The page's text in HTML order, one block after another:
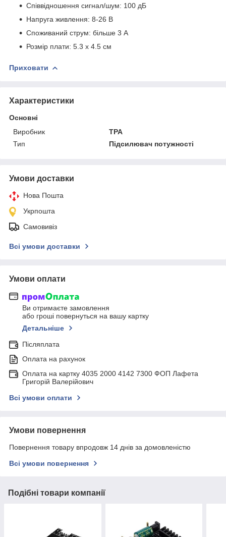
Співвідношення сигнал/шум: 100 дБ
Напруга живлення: 8-26 В
Споживаний струм: більше 3 А
Розмір плати: 5.3 х 4.5 см
Приховати
Характеристики
Основні
Виробник
TPA
Тип
Підсилювач потужності
Умови доставки
Нова Пошта
Укрпошта
Самовивіз
Всі умови доставки
Умови оплати
Ви отримаєте замовлення
або гроші повернуться на вашу картку
Детальніше
Післяплата
Оплата на рахунок
Оплата на картку 4035 2000 4142 7300 ФОП Лафета
Григорій Валерійович
Всі умови оплати
Умови повернення
Повернення товару впродовж 14 днів за домовленістю
Всі умови повернення
Подібні товари компанії